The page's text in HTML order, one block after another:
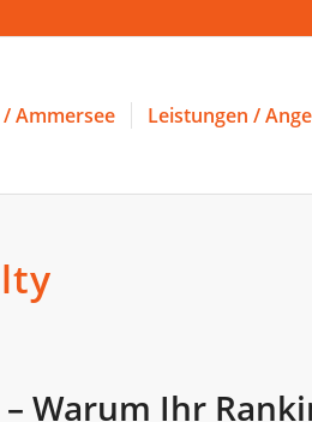
Ammersee Leistungen /
Warum Ihr